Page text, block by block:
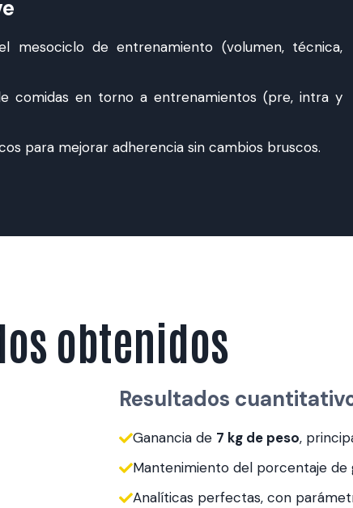
mesociclo de entrenamiento (volumen, técnica,
comidas en torno a entrenamientos (pre, intra y
para mejorar adherencia sin cambios bruscos.
obtenidos
Resultados
Ganancia de 7 kg de peso,
Mantenimiento del porcentaje de
Analíticas perfectas, con